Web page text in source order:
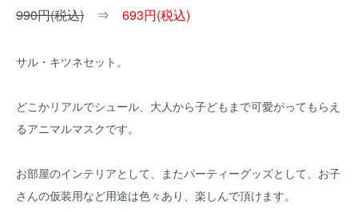
990円(税込) ⇒ 693円(税込)
サル・キツネセット。
どこかリアルでシュール、大人から子どもまで可愛がってもらえ
るアニマルマスクです。
お部屋のインテリアとして、またパーティーグッズとして、お子
さんの仮装用など用途は色々あり、楽しんで頂けます。